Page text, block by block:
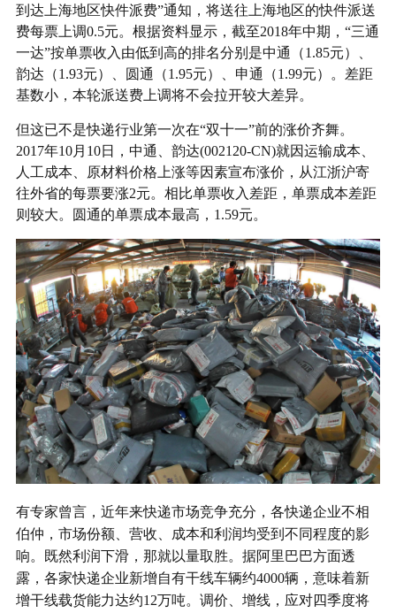
到达上海地区快件派费”通知，将送往上海地区的快件派送
费每票上调0.5元。根据资料显示，截至2018年中期，“三通
一达”按单票收入由低到高的排名分别是中通（1.85元）、
韵达（1.93元）、圆通（1.95元）、申通（1.99元）。差距
基数小，本轮派送费上调将不会拉开较大差异。
但这已不是快递行业第一次在“双十一”前的涨价齐舞。
2017年10月10日，中通、韵达(002120-CN)就因运输成本、
人工成本、原材料价格上涨等因素宣布涨价，从江浙沪寄
往外省的每票要涨2元。相比单票收入差距，单票成本差距
则较大。圆通的单票成本最高，1.59元。
有专家曾言，近年来快递市场竞争充分，各快递企业不相
伯仲，市场份额、营收、成本和利润均受到不同程度的影
响。既然利润下滑，那就以量取胜。据阿里巴巴方面透
露，各家快递企业新增自有干线车辆约4000辆，意味着新
增干线载货能力达约12万吨。调价、增线，应对四季度将